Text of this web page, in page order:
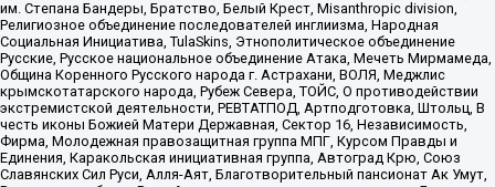
им. Степана Бандеры, Братство, Белый Крест, Misanthropic division,
Религиозное объединение последователей инглиизма, Народная
Социальная Инициатива, TulaSkins, Этнополитическое объединение
Русские, Русское национальное объединение Атака, Мечеть Мирмамеда,
Община Коренного Русского народа г. Астрахани, ВОЛЯ, Меджлис
крымскотатарского народа, Рубеж Севера, ТОЙС, О противодействии
экстремистской деятельности, РЕВТАТПОД, Артподготовка, Штольц, В
честь иконы Божией Матери Державная, Сектор 16, Независимость,
Фирма, Молодежная правозащитная группа МПГ, Курсом Правды и
Единения, Каракольская инициативная группа, Автоград Крю, Союз
Славянских Сил Руси, Алля-Аят, Благотворительный пансионат Ак Умут,